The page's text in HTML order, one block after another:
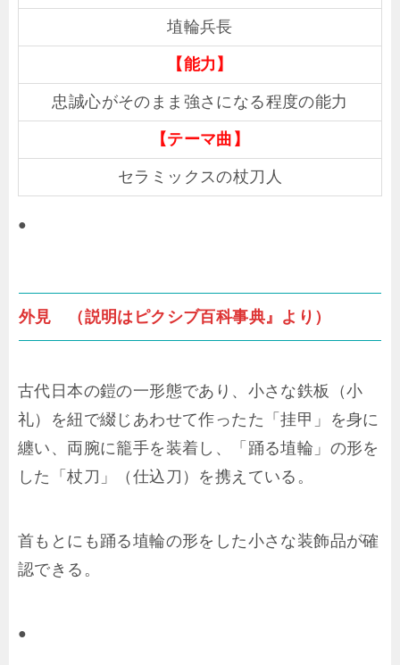
埴輪兵長
【能力】
忠誠心がそのまま強さになる程度の能力
【テーマ曲】
セラミックスの杖刀人
●
外見 （説明はピクシブ百科事典』より）
古代日本の鎧の一形態であり、小さな鉄板（小
礼）を紐で綴じあわせて作ったた「挂甲」を身に
纏い、両腕に籠手を装着し、「踊る埴輪」の形を
した「杖刀」（仕込刀）を携えている。
首もとにも踊る埴輪の形をした小さな装飾品が確
認できる。
●